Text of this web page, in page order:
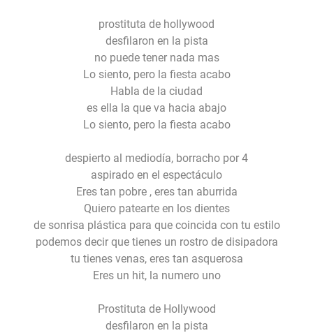
prostituta de hollywood
desfilaron en la pista
no puede tener nada mas
Lo siento, pero la fiesta acabo
Habla de la ciudad
es ella la que va hacia abajo
Lo siento, pero la fiesta acabo
despierto al mediodía, borracho por 4
aspirado en el espectáculo
Eres tan pobre , eres tan aburrida
Quiero patearte en los dientes
de sonrisa plástica para que coincida con tu estilo
podemos decir que tienes un rostro de disipadora
tu tienes venas, eres tan asquerosa
Eres un hit, la numero uno
Prostituta de Hollywood
desfilaron en la pista